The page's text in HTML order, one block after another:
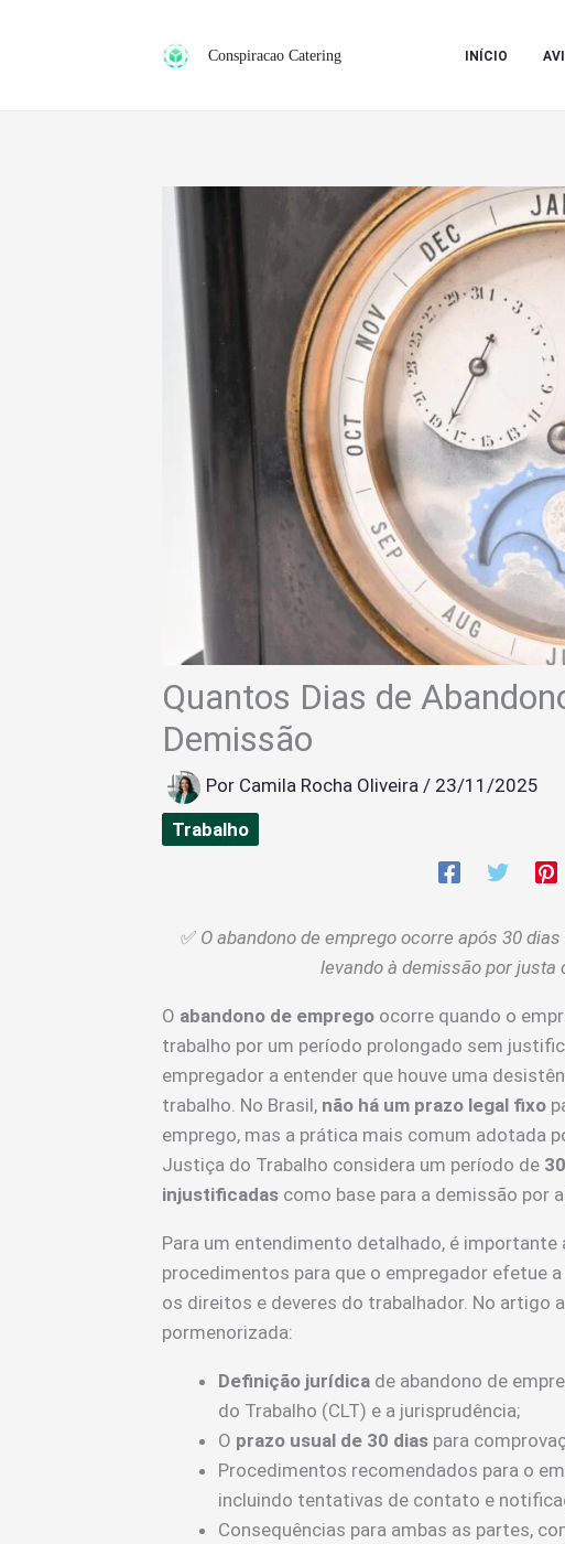
Conspiracao Catering INÍCIO
Quantos Dias de
Demissão
Por Camila Rocha Oliveira / 23/11/2025
Trabalho
✅ O abandono de emprego ocorre após 30
levando à demissão por justa
O abandono de emprego ocorre quando o
trabalho por um período prolongado sem
empregador a entender que houve uma
trabalho. No Brasil, não há um prazo legal fixo
emprego, mas a prática mais comum adotada
Justiça do Trabalho considera um período de
injustificadas como base para a demissão por
Para um entendimento detalhado, é
procedimentos para que o empregador efetue
os direitos e deveres do trabalhador. No artigo
pormenorizada:
Definição jurídica de abandono de
do Trabalho (CLT) e a jurisprudência;
O prazo usual de 30 dias para
Procedimentos recomendados para o
incluindo tentativas de contato e
Consequências para ambas as partes,